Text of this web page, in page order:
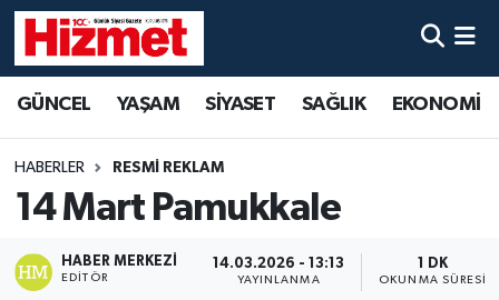
GÜNCEL YAŞAM SİYASET SAĞLIK EKONOMİ
HABERLER RESMİ REKLAM
14 Mart Pamukkale
HABER MERKEZI
EDITÖR
14.03.2026 - 13:13
YAYINLANMA
1 DK
OKUNMA SÜRESI
YAŞAM
SİYASET
SAĞLIK
Denizli Hava Durumu
Denizli Trafik Yoğunluk Haritası
Süper Lig Puan Durumu ve Fikstür